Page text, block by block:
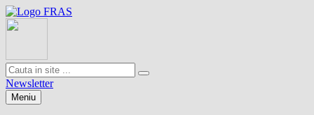
Newsletter
Meniu